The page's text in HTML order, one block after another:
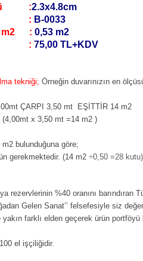
:2.3x4.8cm
: B-0033
m2 : 0,53 m2
: 75,00 TL+KDV
tekniği; Örneğin duvarınızın en
ÇARPI 3,50 mt EŞİTTİR 14 m2
3,50 mt =14 m2 )
bulunduğuna göre;
gerekmektedir. (14 m2 ÷0,50 =28 kutu)
rezervlerinin %40 oranını barındıran
Gelen Sanat’’ felsefesiyle siz
yakın farklı elden geçerek ürün portföyü
el işçiliğidir.